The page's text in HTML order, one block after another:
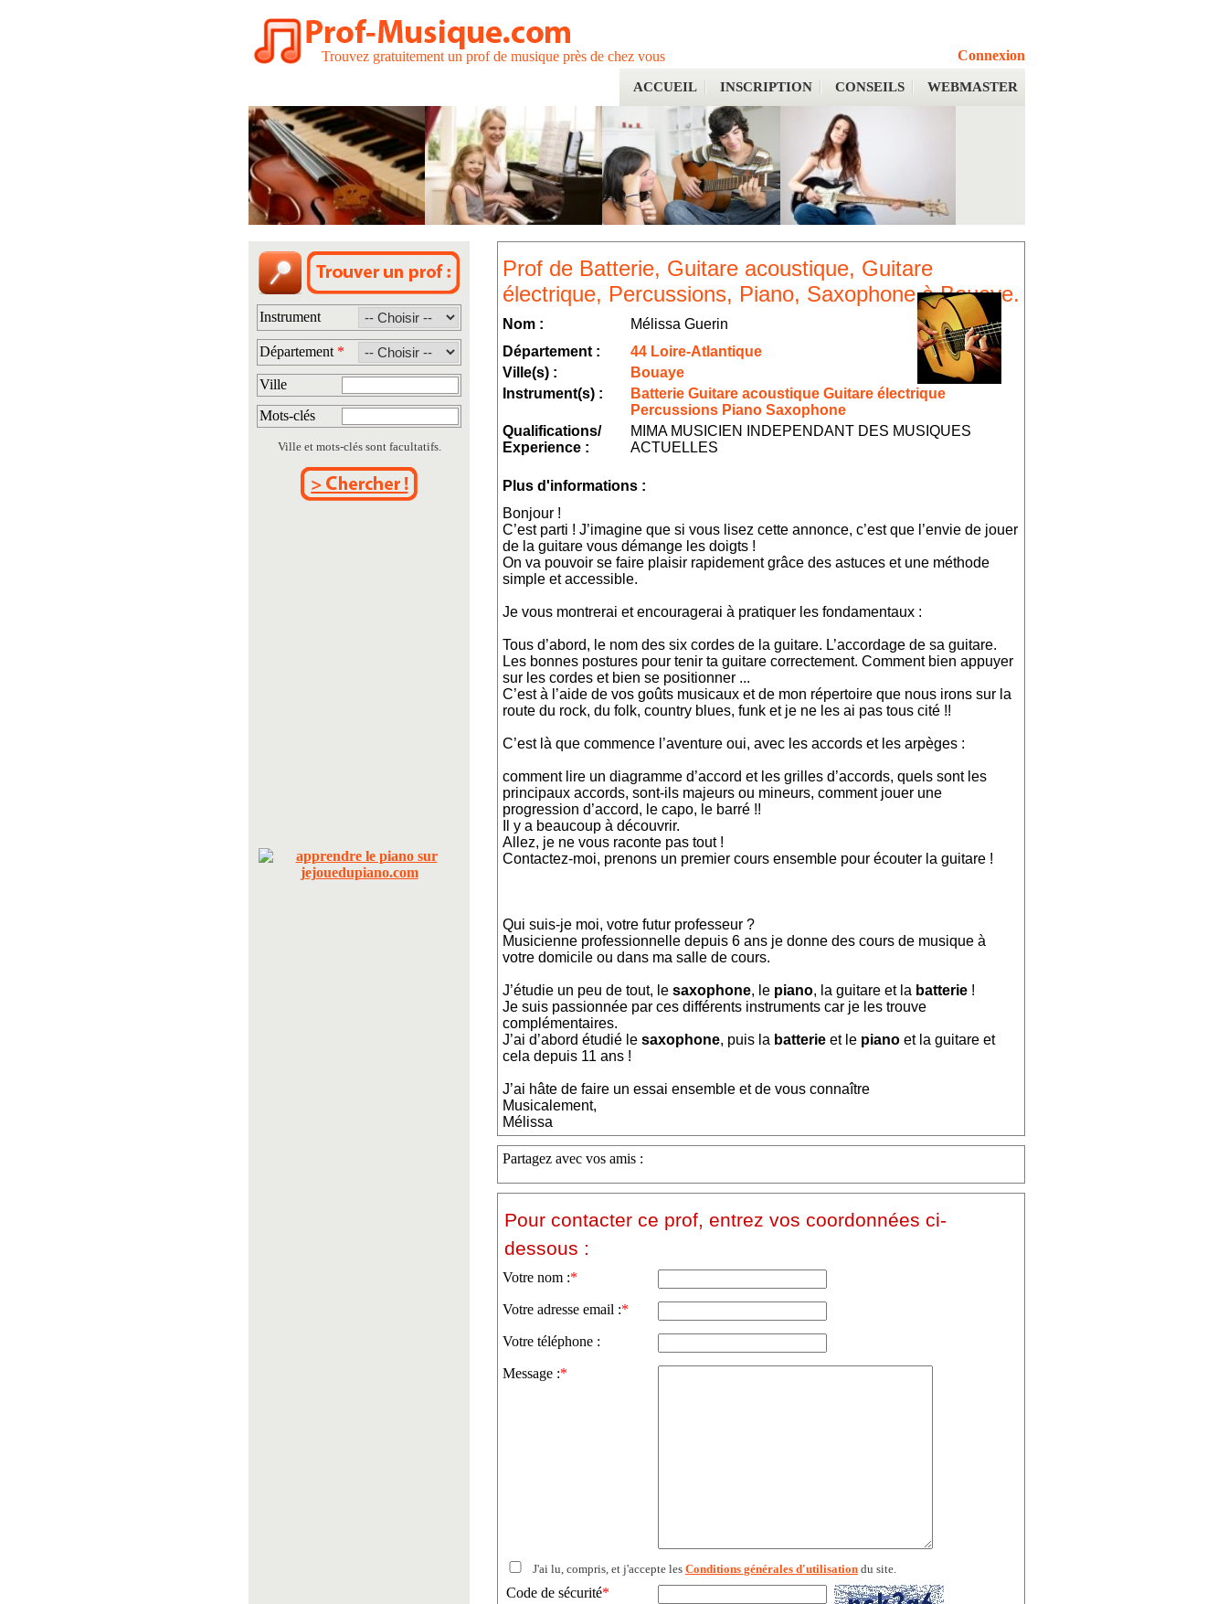
Trouvez gratuitement un prof de musique près de chez vous Connexion
ACCUEIL INSCRIPTION CONSEILS WEBMASTER
Instrument
Département *
Ville
Mots-clés
Ville et mots-clés sont facultatifs.
Prof de Batterie, Guitare acoustique, Guitare
électrique, Percussions, Piano, Saxophone à Bouaye.
Nom :
Mélissa Guerin
Département :
44 Loire-Atlantique
Ville(s) :
Bouaye
Instrument(s) :
Batterie Guitare acoustique Guitare électrique
Percussions Piano Saxophone
Qualifications/
Experience :
MIMA MUSICIEN INDEPENDANT DES MUSIQUES
ACTUELLES
Plus d'informations :
Bonjour !
C’est parti ! J’imagine que si vous lisez cette annonce, c’est que l’envie de jouer
de la guitare vous démange les doigts !
On va pouvoir se faire plaisir rapidement grâce des astuces et une méthode
simple et accessible.
Je vous montrerai et encouragerai à pratiquer les fondamentaux :
Tous d’abord, le nom des six cordes de la guitare. L’accordage de sa guitare.
Les bonnes postures pour tenir ta guitare correctement. Comment bien appuyer
sur les cordes et bien se positionner ...
C’est à l’aide de vos goûts musicaux et de mon répertoire que nous irons sur la
route du rock, du folk, country blues, funk et je ne les ai pas tous cité !!
C’est là que commence l’aventure oui, avec les accords et les arpèges :
comment lire un diagramme d’accord et les grilles d’accords, quels sont les
principaux accords, sont-ils majeurs ou mineurs, comment jouer une
progression d’accord, le capo, le barré !!
Il y a beaucoup à découvrir.
Allez, je ne vous raconte pas tout !
Contactez-moi, prenons un premier cours ensemble pour écouter la guitare !
Qui suis-je moi, votre futur professeur ?
Musicienne professionnelle depuis 6 ans je donne des cours de musique à
votre domicile ou dans ma salle de cours.
J’étudie un peu de tout, le saxophone, le piano, la guitare et la batterie !
Je suis passionnée par ces différents instruments car je les trouve
complémentaires.
J’ai d’abord étudié le saxophone, puis la batterie et le piano et la guitare et
cela depuis 11 ans !
J’ai hâte de faire un essai ensemble et de vous connaître
Musicalement,
Mélissa
Partagez avec vos amis :
Pour contacter ce prof, entrez vos coordonnées ci-
dessous :
Votre nom :*
Votre adresse email :*
Votre téléphone :
Message :*
J'ai lu, compris, et j'accepte les Conditions générales d'utilisation du site.
Code de sécurité*